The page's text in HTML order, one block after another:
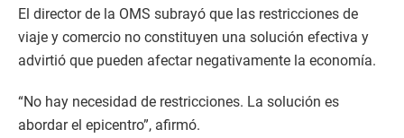
El director de la OMS subrayó que las restricciones de
viaje y comercio no constituyen una solución efectiva y
advirtió que pueden afectar negativamente la economía.
“No hay necesidad de restricciones. La solución es
abordar el epicentro”, afirmó.